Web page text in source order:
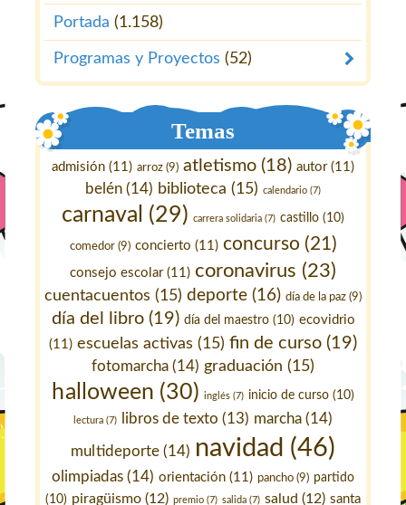
Portada (1.158)
Programas y Proyectos (52)
Temas
admisión (11) arroz (9) atletismo (18) autor(11)
belén (14) biblioteca (15) calendario (7)
carnaval (29) carrera solidaria (7) castillo (10)
comedor(9) concierto (11) concurso (21)
consejo escolar(11) coronavirus (23)
cuentacuentos (15) deporte (16) día de la paz (9)
día del libro(19) día del maestro(10) ecovidrio
(11) escuelas activas (15) fin de curso (19)
fotomarcha (14) graduación (15)
halloween (30) inglés(7) inicio de curso(10)
lectura (7) libros de texto (13) marcha (14)
multideporte(14) navidad (46)
olimpiadas (14) orientación (11) pancho (9) partido
(10) piragüismo (12) premio (7) salida (7) salud (12) santa